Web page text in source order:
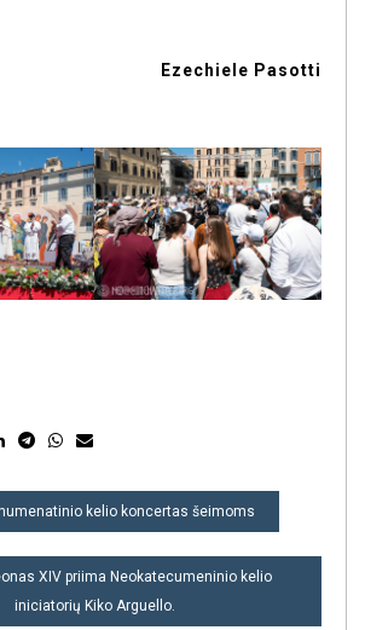
Ezechiele Pasotti
kelio koncertas šeimoms
XIV priima Neokatecumeninio kelio
iniciatorių Kiko Arguello.